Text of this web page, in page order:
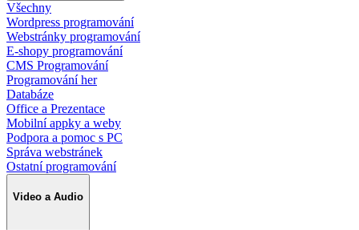
Všechny
Wordpress programování
Webstránky programování
E-shopy programování
CMS Programování
Programování her
Databáze
Office a Prezentace
Mobilní appky a weby
Podpora a pomoc s PC
Správa webstránek
Ostatní programování
Video a Audio